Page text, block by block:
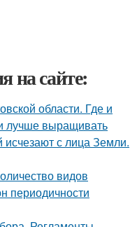
на сайте:
области. Где и
лучше выращивать
с лица Земли.
видов
периодичности